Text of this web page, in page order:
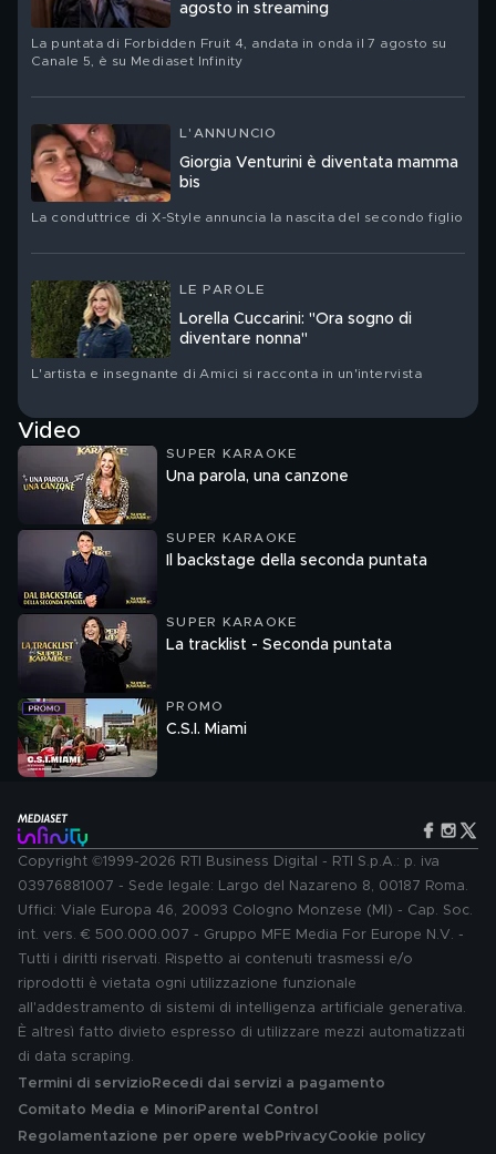
agosto in streaming
La puntata di Forbidden Fruit 4, andata in onda il 7 agosto su
Canale 5, è su Mediaset Infinity
L'ANNUNCIO
Giorgia Venturini è diventata mamma
bis
La conduttrice di X-Style annuncia la nascita del secondo figlio
LE PAROLE
Lorella Cuccarini: "Ora sogno di
diventare nonna"
L'artista e insegnante di Amici si racconta in un'intervista
Video
SUPER KARAOKE
Una parola, una canzone
SUPER KARAOKE
Il backstage della seconda puntata
SUPER KARAOKE
La tracklist - Seconda puntata
PROMO
C.S.I. Miami
Copyright ©1999-2026 RTI Business Digital - RTI S.p.A.: p. iva
03976881007 - Sede legale: Largo del Nazareno 8, 00187 Roma.
Uffici: Viale Europa 46, 20093 Cologno Monzese (MI) - Cap. Soc.
int. vers. € 500.000.007 - Gruppo MFE Media For Europe N.V. -
Tutti i diritti riservati. Rispetto ai contenuti trasmessi e/o
riprodotti è vietata ogni utilizzazione funzionale
all'addestramento di sistemi di intelligenza artificiale generativa.
È altresì fatto divieto espresso di utilizzare mezzi automatizzati
di data scraping.
Termini di servizio Recedi dai servizi a pagamento
Comitato Media e MinoriParental Control
Regolamentazione per opere web PrivacyCookie policy